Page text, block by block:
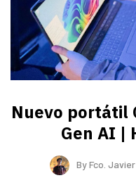
Nuevo portátil
Gen AI |
ByFco.